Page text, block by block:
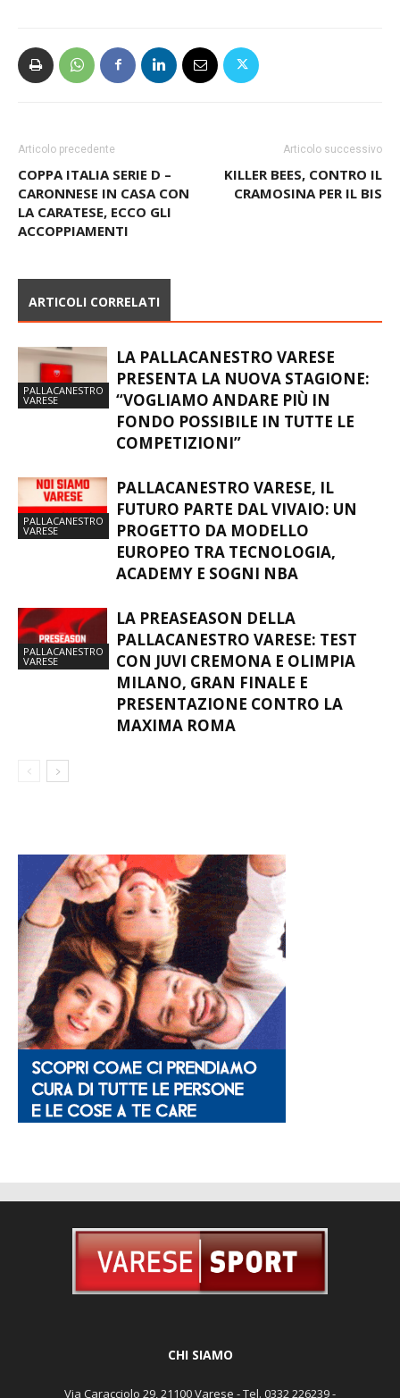
Articolo precedente
COPPA ITALIA SERIE D –
CARONNESE IN CASA CON
LA CARATESE, ECCO GLI
ACCOPPIAMENTI
Articolo successivo
KILLER BEES, CONTRO IL
CRAMOSINA PER IL BIS
ARTICOLI CORRELATI
PALLACANESTRO
VARESE
LA PALLACANESTRO VARESE
PRESENTA LA NUOVA STAGIONE:
“VOGLIAMO ANDARE PIÙ IN
FONDO POSSIBILE IN TUTTE LE
COMPETIZIONI”
PALLACANESTRO
VARESE
PALLACANESTRO VARESE, IL
FUTURO PARTE DAL VIVAIO: UN
PROGETTO DA MODELLO
EUROPEO TRA TECNOLOGIA,
ACADEMY E SOGNI NBA
PALLACANESTRO
VARESE
LA PREASEASON DELLA
PALLACANESTRO VARESE: TEST
CON JUVI CREMONA E OLIMPIA
MILANO, GRAN FINALE E
PRESENTAZIONE CONTRO LA
MAXIMA ROMA
CHI SIAMO
Via Caracciolo 29, 21100 Varese - Tel. 0332 226239 -